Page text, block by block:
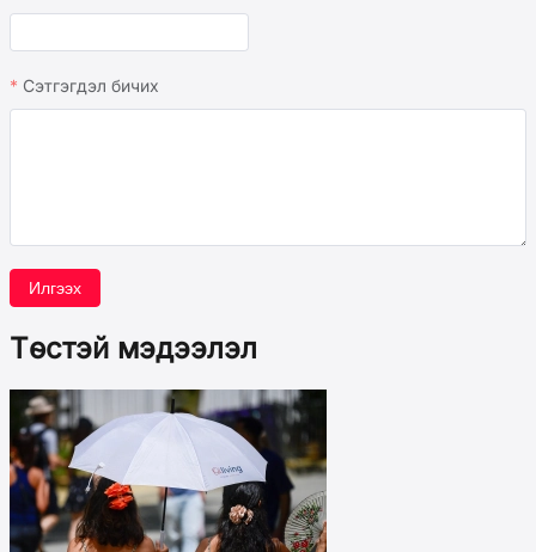
Сэтгэгдэл бичих
Илгээх
Төстэй мэдээлэл